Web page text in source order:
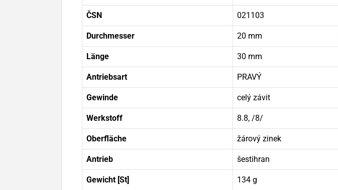
ČSN 021103
Durchmesser 20 mm
Länge 30 mm
Antriebsart PRAVÝ
Gewinde celý závit
Werkstoff 8.8, /8/
Oberfläche žárový zinek
Antrieb šestihran
Gewicht [St] 134 g